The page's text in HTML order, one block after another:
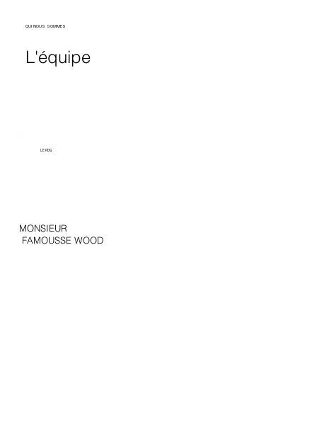
QUI NOUS SOMMES
L'équipe
LE PDG
MONSIEUR
FAMOUSSE WOOD